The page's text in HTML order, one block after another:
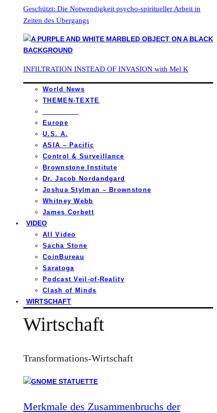
Geschützt: Die Notwendigkeit psycho-spiritueller Arbeit in
Zeiten des Übergangs
INFILTRATION INSTEAD OF INVASION with Mel K
World News
THEMEN-TEXTE
Europe
U.S. A.
ASIA – Pacific
Control & Surveillance
Brownstone Institute
Dr. Jacob Nordandgard
Joshua Stylman – Brownstone
Whitney Webb
James Corbett
VIDEO
All Video
Sacha Stone
CoinBureau
Saratoga
Podcast Veil-of-Reality
Clash of Minds
WIRTSCHAFT
Wirtschaft
Transformations-Wirtschaft
Merkmale des Zusammenbruchs der